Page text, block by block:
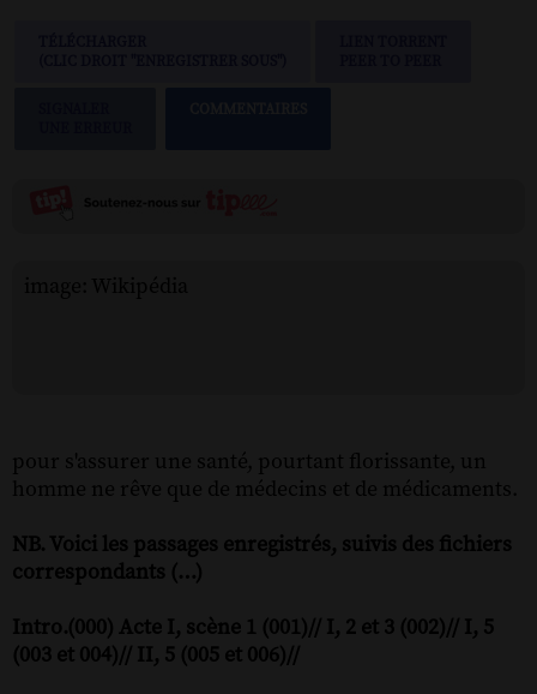
pour s'assurer une santé, pourtant florissante, un
homme ne rêve que de médecins et de médicaments.
NB. Voici les passages enregistrés, suivis des fichiers
correspondants (…)
Intro.(000) Acte I, scène 1 (001)// I, 2 et 3 (002)// I, 5
(003 et 004)// II, 5 (005 et 006)//